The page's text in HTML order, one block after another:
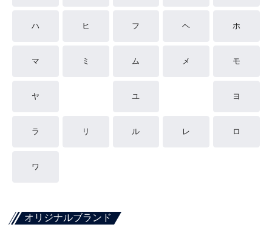
ハ ヒ フ ヘ ホ
マ ミ ム メ モ
ヤ ユ ヨ
ラ リ ル レ ロ
ワ
オリジナルブランド